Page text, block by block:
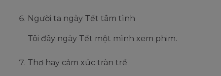
Người ta ngày Tết tâm tình
Tôi đây ngày Tết một mình xem phim.
Thơ hay cảm xúc tràn trề